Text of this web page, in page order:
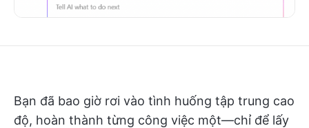
Bạn đã bao giờ rơi vào tình huống tập trung cao
độ, hoàn thành từng công việc một—chỉ để lấy